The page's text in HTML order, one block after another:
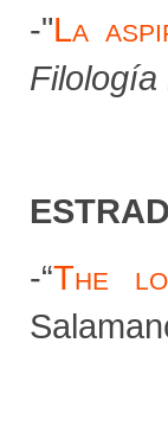
-"La
Filología
-“The